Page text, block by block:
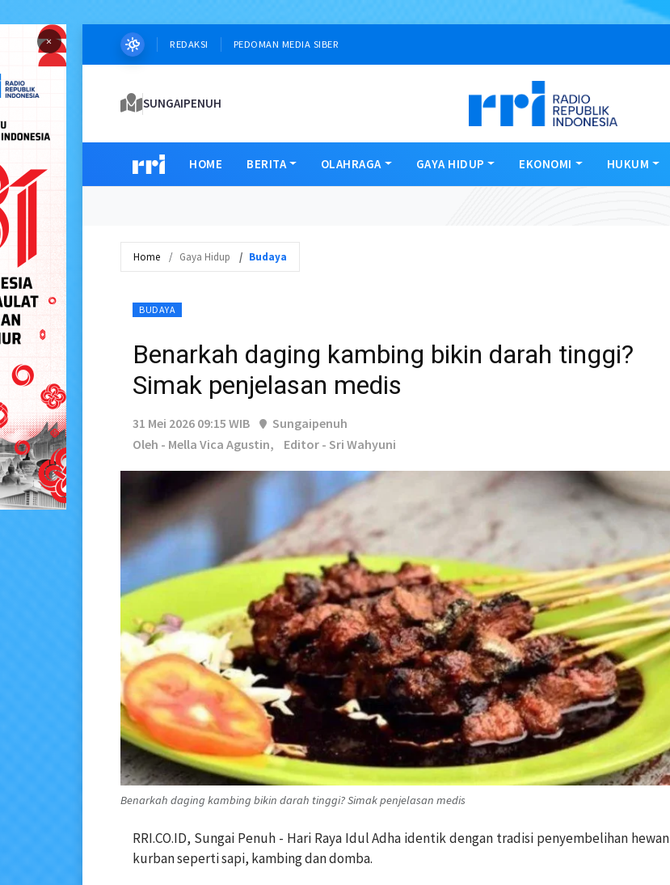
× REDAKSI PEDOMAN MEDIA SIBER
SUNGAIPENUH
HOME BERITA OLAHRAGA GAYA HIDUP EKONOMI HUKUM
Home Gaya Hidup Budaya
BUDAYA
Benarkah daging kambing bikin darah tinggi?
Simak penjelasan medis
31 Mei 2026 09:15 WIB
Sungaipenuh
Oleh - Mella Vica Agustin,
Editor - Sri Wahyuni
Benarkah daging kambing bikin darah tinggi? Simak penjelasan medis
RRI.CO.ID, Sungai Penuh - Hari Raya Idul Adha identik dengan tradisi penyembelihan hewan
kurban seperti sapi, kambing dan domba.